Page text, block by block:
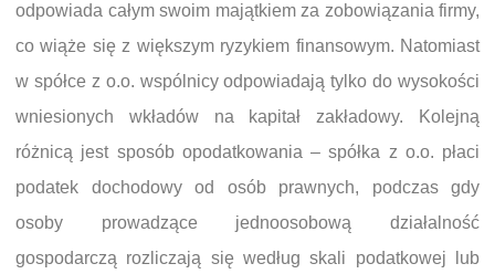
odpowiada całym swoim majątkiem za zobowiązania firmy,
co wiąże się z większym ryzykiem finansowym. Natomiast
w spółce z o.o. wspólnicy odpowiadają tylko do wysokości
wniesionych wkładów na kapitał zakładowy. Kolejną
różnicą jest sposób opodatkowania – spółka z o.o. płaci
podatek dochodowy od osób prawnych, podczas gdy
osoby prowadzące jednoosobową działalność
gospodarczą rozliczają się według skali podatkowej lub